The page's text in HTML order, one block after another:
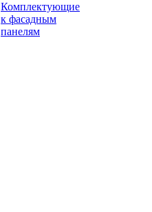
Комплектующие
к фасадным
панелям